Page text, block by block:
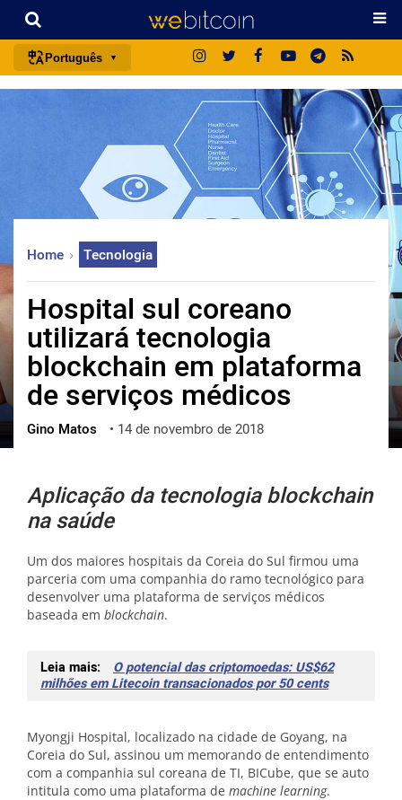
Português
español
français
italiano
日本語
русский
한국어
العربية
ไทย
ქართული
vietnamese
Home Tecnologia
Hospital sul coreano
utilizará tecnologia
blockchain em plataforma
de serviços médicos
Gino Matos • 14 de novembro de 2018
Aplicação da tecnologia blockchain
na saúde
Um dos maiores hospitais da Coreia do Sul firmou uma
parceria com uma companhia do ramo tecnológico para
desenvolver uma plataforma de serviços médicos
baseada em blockchain.
Leia mais:
O potencial das criptomoedas: US$62
milhões em Litecoin transacionados por 50 cents
Myongji Hospital, localizado na cidade de Goyang, na
Coreia do Sul, assinou um memorando de entendimento
com a companhia sul coreana de TI, BICube, que se auto
intitula como uma plataforma de machine learning.